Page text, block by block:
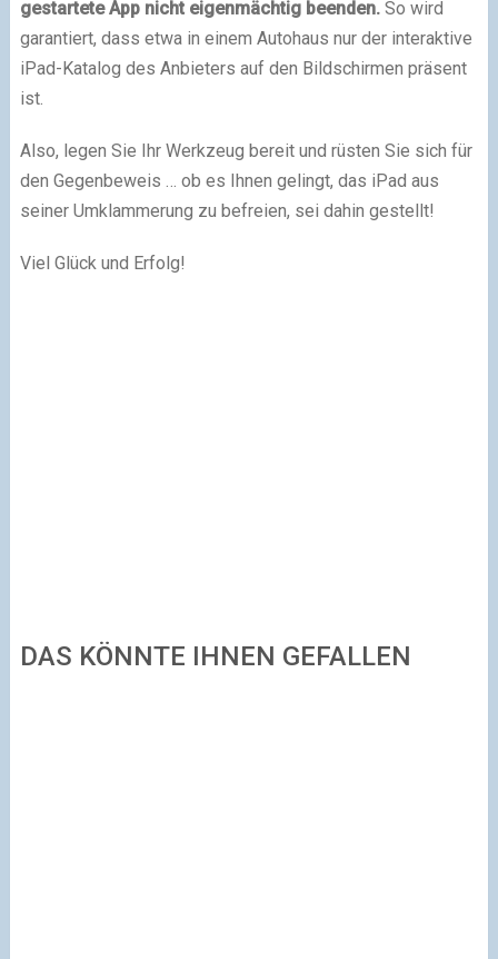
gestartete App nicht eigenmächtig beenden. So wird
garantiert, dass etwa in einem Autohaus nur der interaktive
iPad-Katalog des Anbieters auf den Bildschirmen präsent
ist.
Also, legen Sie Ihr Werkzeug bereit und rüsten Sie sich für
den Gegenbeweis … ob es Ihnen gelingt, das iPad aus
seiner Umklammerung zu befreien, sei dahin gestellt!
Viel Glück und Erfolg!
DAS KÖNNTE IHNEN GEFALLEN